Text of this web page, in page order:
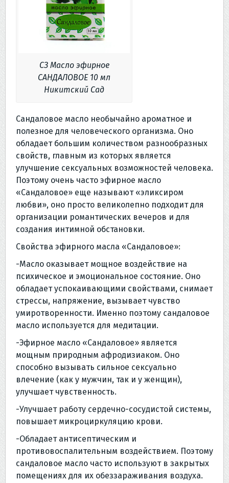
СЗ Масло эфирное
САНДАЛОВОЕ 10 мл
Никитский Сад
Сандаловое масло необычайно ароматное и
полезное для человеческого организма. Оно
обладает большим количеством разнообразных
свойств, главным из которых является
улучшение сексуальных возможностей человека.
Поэтому очень часто эфирное масло
«Сандаловое» еще называют «эликсиром
любви», оно просто великолепно подходит для
организации романтических вечеров и для
создания интимной обстановки.
Свойства эфирного масла «Сандаловое»:
-Масло оказывает мощное воздействие на
психическое и эмоциональное состояние. Оно
обладает успокаивающими свойствами, снимает
стрессы, напряжение, вызывает чувство
умиротворенности. Именно поэтому сандаловое
масло используется для медитации.
-Эфирное масло «Сандаловое» является
мощным природным афродизиаком. Оно
способно вызывать сильное сексуально
влечение (как у мужчин, так и у женщин),
улучшает чувственность.
-Улучшает работу сердечно-сосудистой системы,
повышает микроциркуляцию крови.
-Обладает антисептическим и
противовоспалительным воздействием. Поэтому
сандаловое масло часто используют в закрытых
помещениях для их обеззараживания воздуха.